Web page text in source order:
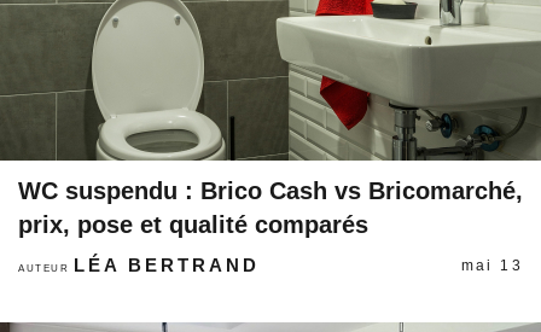
WC suspendu : Brico Cash vs Bricomarché,
prix, pose et qualité comparés
AUTEUR LÉA BERTRAND mai 13